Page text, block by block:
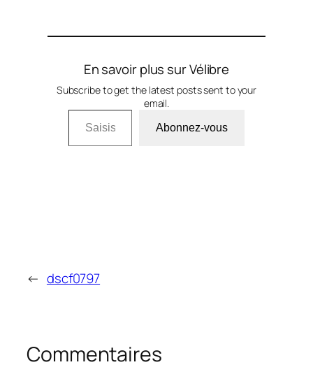
En savoir plus sur Vélibre
Subscribe to get the latest posts sent to your
email.
Saisissez votre adresse e-mail…
Abonnez-vous
← dscf0797
Commentaires